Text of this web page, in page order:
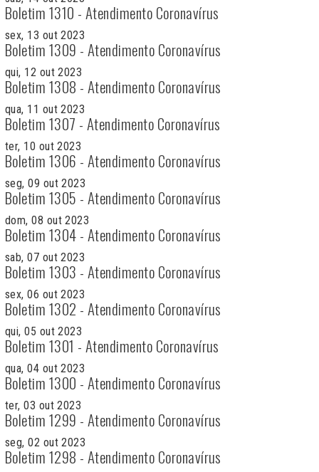
Boletim 1310 - Atendimento Coronavírus
sex, 13 out 2023
Boletim 1309 - Atendimento Coronavírus
qui, 12 out 2023
Boletim 1308 - Atendimento Coronavírus
qua, 11 out 2023
Boletim 1307 - Atendimento Coronavírus
ter, 10 out 2023
Boletim 1306 - Atendimento Coronavírus
seg, 09 out 2023
Boletim 1305 - Atendimento Coronavírus
dom, 08 out 2023
Boletim 1304 - Atendimento Coronavírus
sab, 07 out 2023
Boletim 1303 - Atendimento Coronavírus
sex, 06 out 2023
Boletim 1302 - Atendimento Coronavírus
qui, 05 out 2023
Boletim 1301 - Atendimento Coronavírus
qua, 04 out 2023
Boletim 1300 - Atendimento Coronavírus
ter, 03 out 2023
Boletim 1299 - Atendimento Coronavírus
seg, 02 out 2023
Boletim 1298 - Atendimento Coronavírus